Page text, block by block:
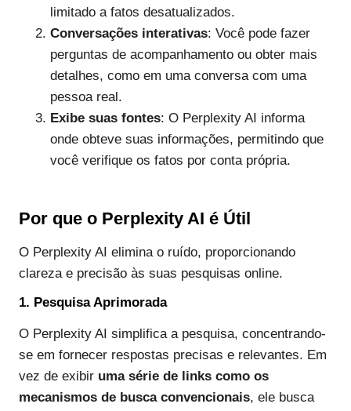
limitado a fatos desatualizados.
Conversações interativas: Você pode fazer
perguntas de acompanhamento ou obter mais
detalhes, como em uma conversa com uma
pessoa real.
Exibe suas fontes: O Perplexity AI informa
onde obteve suas informações, permitindo que
você verifique os fatos por conta própria.
Por que o Perplexity AI é Útil
O Perplexity AI elimina o ruído, proporcionando
clareza e precisão às suas pesquisas online.
1. Pesquisa Aprimorada
O Perplexity AI simplifica a pesquisa, concentrando-
se em fornecer respostas precisas e relevantes. Em
vez de exibir uma série de links como os
mecanismos de busca convencionais, ele busca